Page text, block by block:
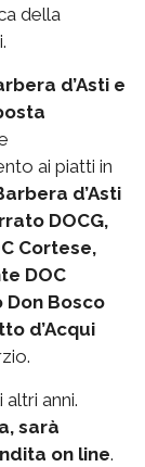
della
d’Asti e
ai piatti in
d’Asti
DOCG,
Cortese,
DOC
Don Bosco
d’Acqui
altri anni.
sarà
on line.